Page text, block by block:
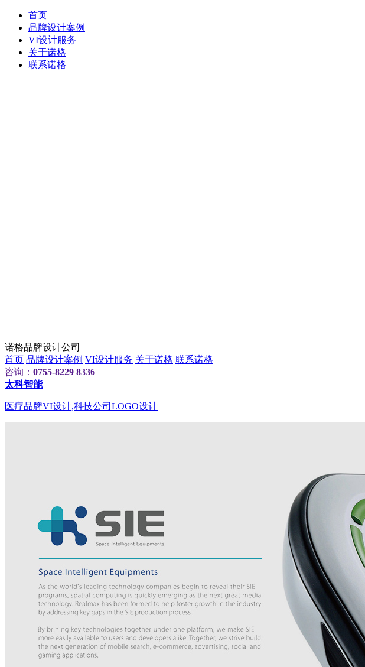
首页
品牌设计案例
VI设计服务
关于诺格
联系诺格
诺格品牌设计公司
首页 品牌设计案例 VI设计服务 关于诺格 联系诺格
咨询： 0755-8229 8336
太科智能
医疗品牌VI设计,科技公司LOGO设计